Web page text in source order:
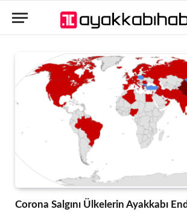
Corona Salgını Ülkelerin Ayakkabı